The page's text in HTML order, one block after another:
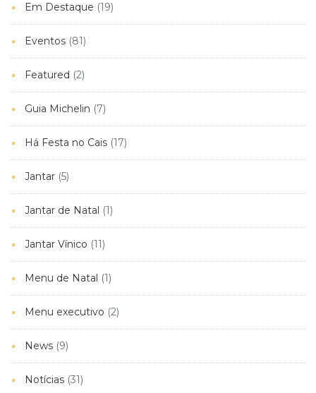
Em Destaque (19)
Eventos (81)
Featured (2)
Guia Michelin (7)
Há Festa no Cais (17)
Jantar (5)
Jantar de Natal (1)
Jantar Vínico (11)
Menu de Natal (1)
Menu executivo (2)
News (9)
Notícias (31)